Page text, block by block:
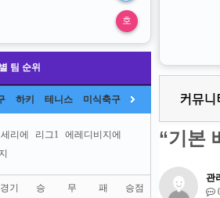
호
팀 순위
하키 테니스 미식축구
세리에 리그1
에레디비지에
경기 승 무 패 승점
“기본
관